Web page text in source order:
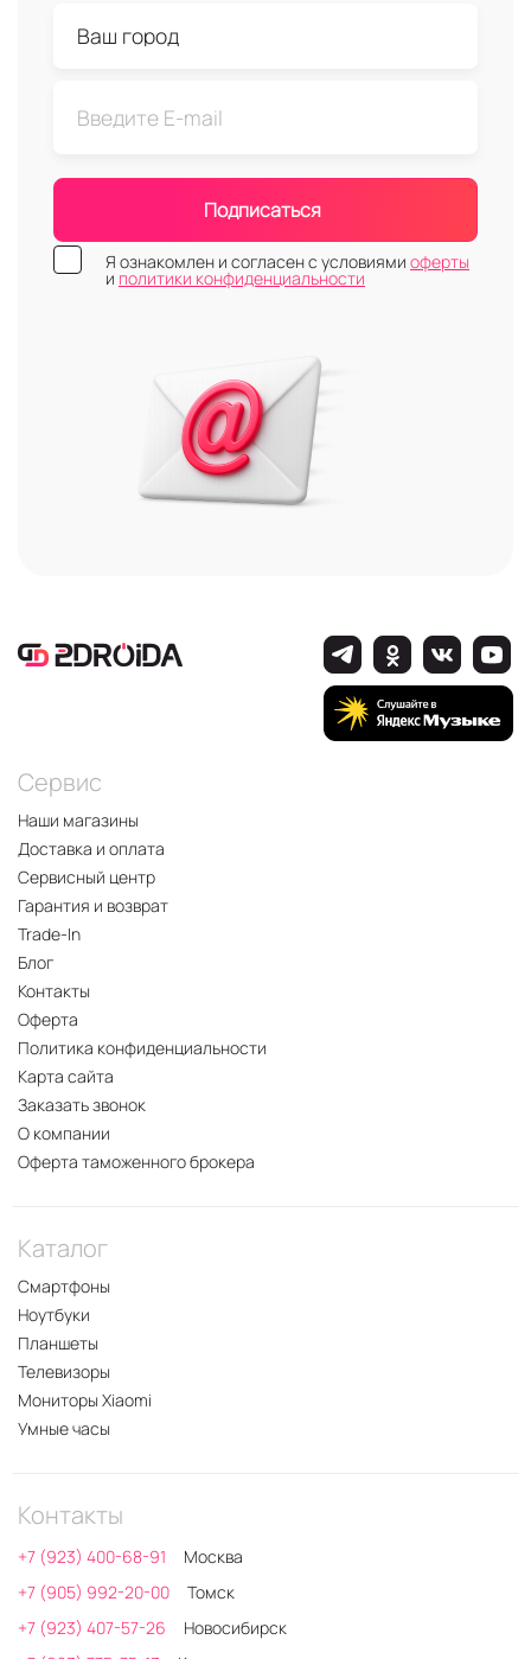
Подписаться
Я ознакомлен и согласен с условиями оферты
и политики конфиденциальности
Сервис
Наши магазины
Доставка и оплата
Сервисный центр
Гарантия и возврат
Trade-In
Блог
Контакты
Оферта
Политика конфиденциальности
Карта сайта
Заказать звонок
О компании
Оферта таможенного брокера
Каталог
Смартфоны
Ноутбуки
Планшеты
Телевизоры
Мониторы Xiaomi
Умные часы
Контакты
+7 (923) 400-68-91
Москва
+7 (905) 992-20-00
Томск
+7 (923) 407-57-26
Новосибирск